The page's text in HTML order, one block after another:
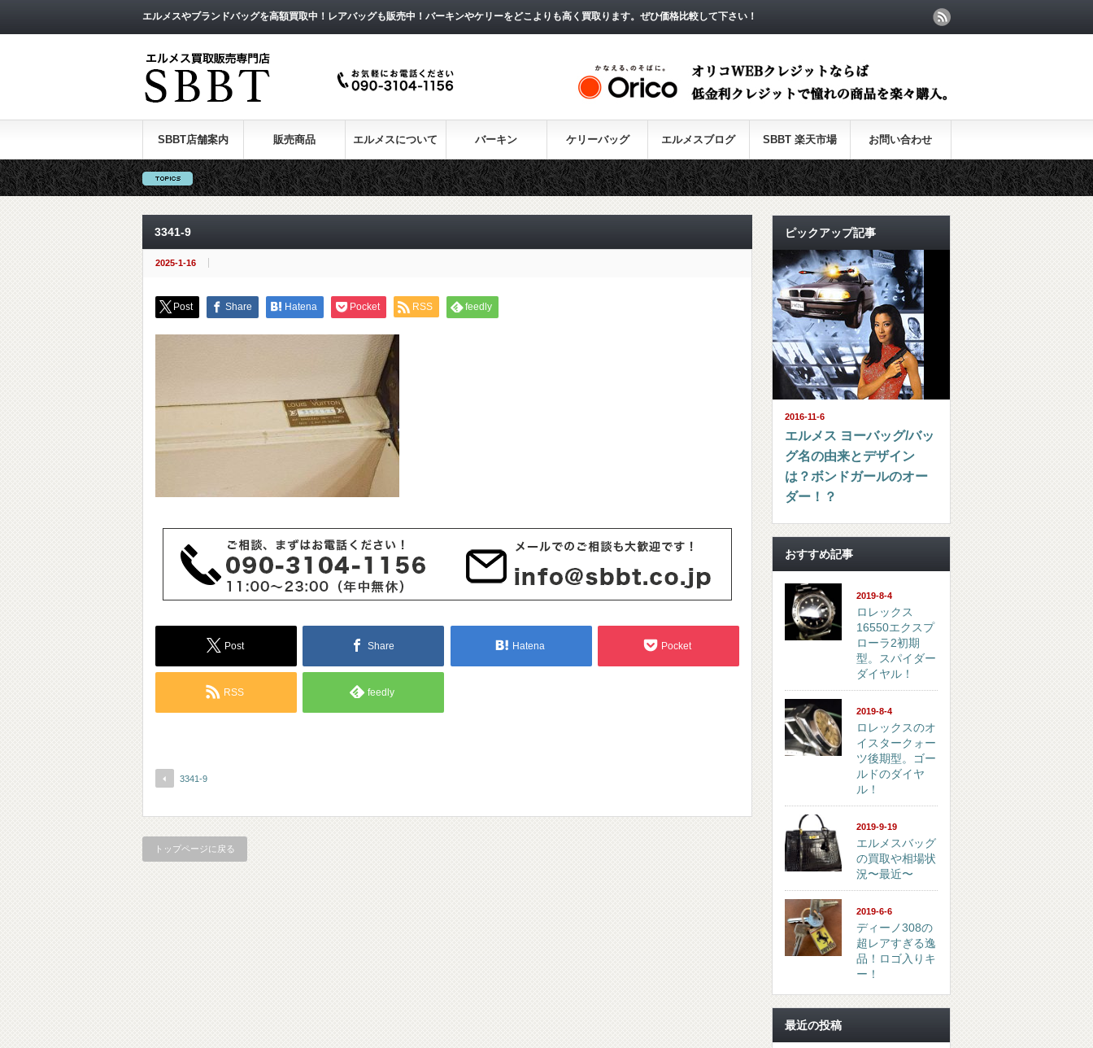
エルメスやブランドバッグを高額買取中！レアバッグも販売中！バーキンやケリーをどこよりも高く買取ります。ぜひ価格比較して下さい！
SBBT店舗案内 販売商品 エルメスについて バーキン ケリーバッグ エルメスブログ SBBT 楽天市場 お問い合わせ
3341-9
2025-1-16
Post Share Hatena Pocket RSS feedly
Post Share Hatena Pocket
RSS feedly
3341-9
トップページに戻る
ピックアップ記事
2016-11-6
エルメス ヨーバッグ/バッ
グ名の由来とデザイン
は？ボンドガールのオー
ダー！？
おすすめ記事
2019-8-4
ロレックス
16550エクスプ
ローラ2初期
型。スパイダー
ダイヤル！
2019-8-4
ロレックスのオ
イスタークォー
ツ後期型。ゴー
ルドのダイヤ
ル！
2019-9-19
エルメスバッグ
の買取や相場状
況〜最近〜
2019-6-6
ディーノ308の
超レアすぎる逸
品！ロゴ入りキ
ー！
最近の投稿